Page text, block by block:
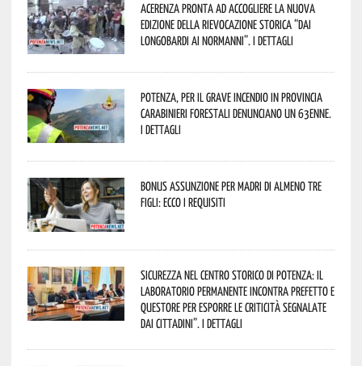
Acerenza pronta ad accogliere la nuova
edizione della rievocazione storica “Dai
Longobardi ai Normanni”. I dettagli
Potenza, per il grave incendio in Provincia
Carabinieri forestali denunciano un 63enne.
I dettagli
Bonus assunzione per madri di almeno tre
figli: ecco i requisiti
Sicurezza nel Centro Storico di Potenza: il
Laboratorio Permanente incontra Prefetto e
Questore per esporre le criticità segnalate
dai cittadini”. I dettagli